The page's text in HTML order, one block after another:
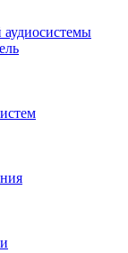
аудиосистемы